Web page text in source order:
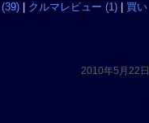
クルマレビュー (1)
買い
2010年5月22日